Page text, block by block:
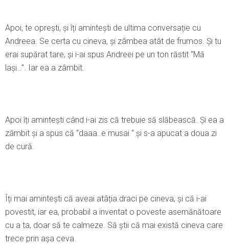
Apoi, te oprești, și îți amintești de ultima conversație cu
Andreea. Se certa cu cineva, și zâmbea atât de frumos. Şi tu
erai supărat tare, și i-ai spus Andreei pe un ton răstit “Mă
lași…”. Iar ea a zâmbit.
Apoi îți amintești când i-ai zis că trebuie să slăbească. Şi ea a
zâmbit și a spus că “daaa..e musai “ și s-a apucat a doua zi
de cură.
Îți mai amintești că aveai atâția draci pe cineva, și că i-ai
povestit, iar ea, probabil a inventat o poveste asemănătoare
cu a ta, doar să te calmeze. Să știi că mai există cineva care
trece prin așa ceva.